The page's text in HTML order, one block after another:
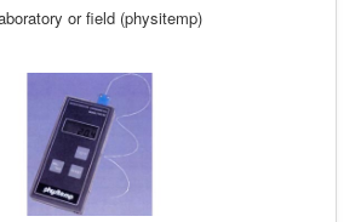
or field (physitemp)